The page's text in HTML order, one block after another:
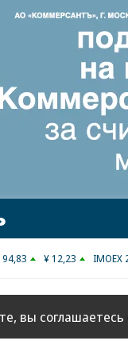
94,83 ¥ 12,23 IMOEX
вы соглашаетесь